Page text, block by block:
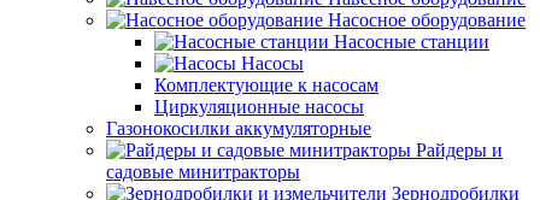
Насосное оборудование
Насосные станции
Насосы
Комплектующие к насосам
Циркуляционные насосы
Газонокосилки аккумуляторные
Райдеры и
садовые минитракторы
Зернодробилки